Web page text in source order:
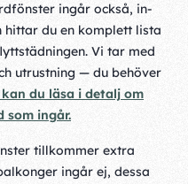
ingår också, in-
hittar du en komplett lista
Vi tar med
utrustning — du behöver
du läsa i detalj om
som ingår.
tillkommer extra
ingår ej, dessa